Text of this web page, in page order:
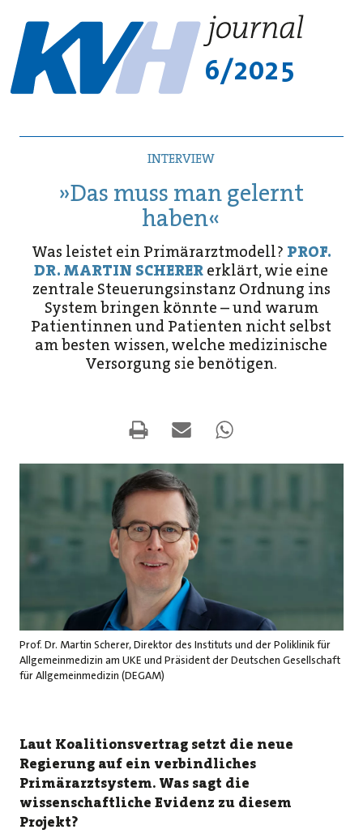
6/2025
»Das muss man gelernt
haben«
INTERVIEW
Was leistet ein Primärarztmodell? PROF.
DR. MARTIN SCHERER erklärt, wie eine
zentrale Steuerungsinstanz Ordnung ins
System bringen könnte – und warum
Patientinnen und Patienten nicht selbst
am besten wissen, welche medizinische
Versorgung sie benötigen.
Prof. Dr. Martin Scherer, Direktor des Instituts und der Poliklinik für
Allgemeinmedizin am UKE und Präsident der Deutschen Gesellschaft
für Allgemeinmedizin (DEGAM)
Laut Koalitionsvertrag setzt die neue
Regierung auf ein verbindliches
Primärarztsystem. Was sagt die
wissenschaftliche Evidenz zu diesem
Projekt?